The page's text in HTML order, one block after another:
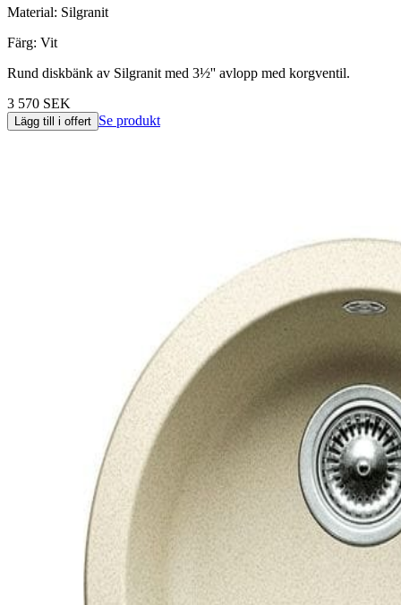
Material: Silgranit
Färg: Vit
Rund diskbänk av Silgranit med 3½'' avlopp med korgventil.
3 570 SEK
Lägg till i offert Se produkt